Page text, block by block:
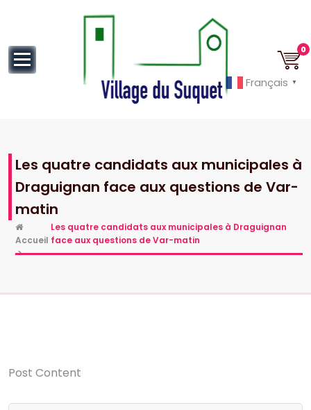
0
Les quatre candidats aux municipales à
Draguignan face aux questions de Var-
matin
Accueil
>
Les quatre candidats aux municipales à Draguignan
face aux questions de Var-matin
Post Content
Français ▼